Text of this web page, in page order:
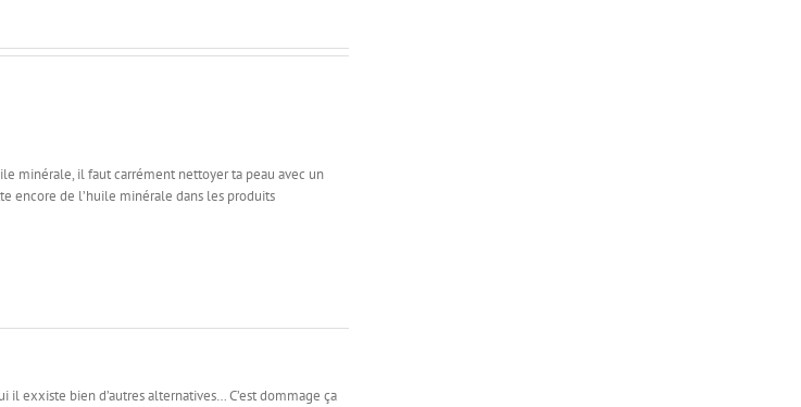
minérale, il faut carrément nettoyer ta peau avec un
encore de l’huile minérale dans les produits
il exxiste bien d’autres alternatives… C’est dommage ça